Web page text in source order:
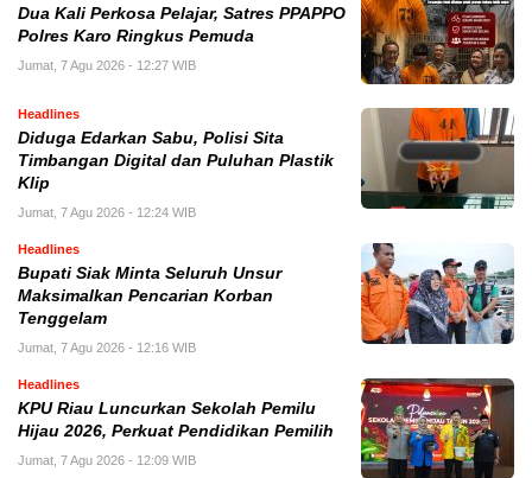
Dua Kali Perkosa Pelajar, Satres PPAPPO
Polres Karo Ringkus Pemuda
Jumat, 7 Agu 2026 - 12:27 WIB
Headlines
Diduga Edarkan Sabu, Polisi Sita
Timbangan Digital dan Puluhan Plastik
Klip
Jumat, 7 Agu 2026 - 12:24 WIB
Headlines
Bupati Siak Minta Seluruh Unsur
Maksimalkan Pencarian Korban
Tenggelam
Jumat, 7 Agu 2026 - 12:16 WIB
Headlines
KPU Riau Luncurkan Sekolah Pemilu
Hijau 2026, Perkuat Pendidikan Pemilih
Jumat, 7 Agu 2026 - 12:09 WIB